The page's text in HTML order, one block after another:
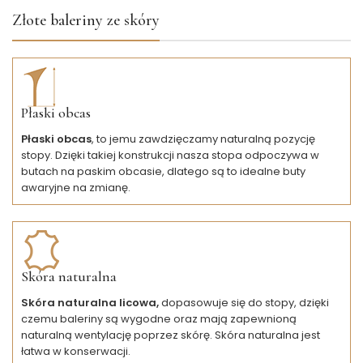
Złote baleriny ze skóry
Płaski obcas
Płaski obcas, to jemu zawdzięczamy naturalną pozycję
stopy. Dzięki takiej konstrukcji nasza stopa odpoczywa w
butach na paskim obcasie, dlatego są to idealne buty
awaryjne na zmianę.
Skóra naturalna
Skóra naturalna licowa,dopasowuje się do stopy, dzięki
czemu baleriny są wygodne oraz mają zapewnioną
naturalną wentylację poprzez skórę. Skóra naturalna jest
łatwa w konserwacji.